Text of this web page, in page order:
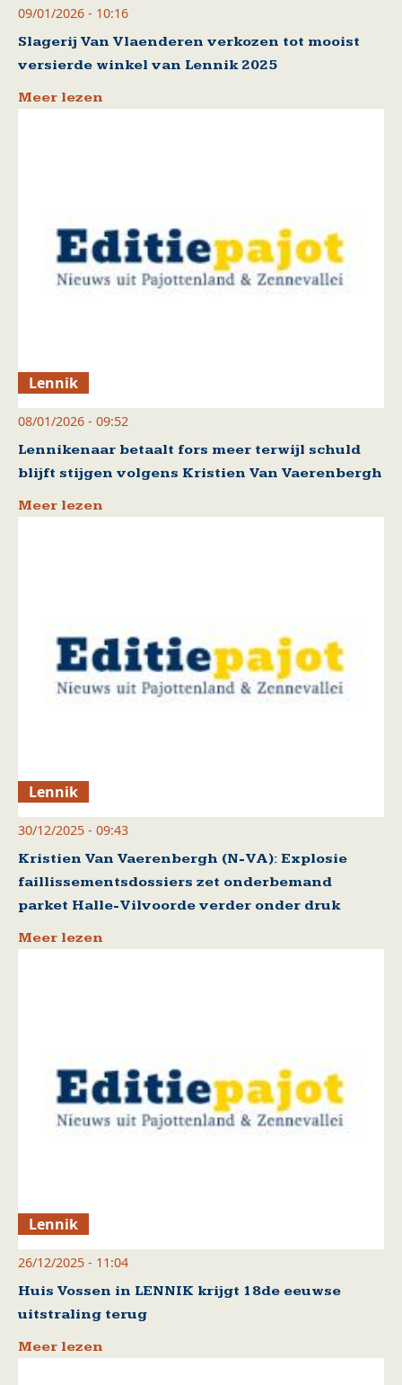
09/01/2026 - 10:16
Slagerij Van Vlaenderen verkozen tot mooist
versierde winkel van Lennik 2025
Meer lezen
Lennik
08/01/2026 - 09:52
Lennikenaar betaalt fors meer terwijl schuld
blijft stijgen volgens Kristien Van Vaerenbergh
Meer lezen
Lennik
30/12/2025 - 09:43
Kristien Van Vaerenbergh (N-VA): Explosie
faillissementsdossiers zet onderbemand
parket Halle-Vilvoorde verder onder druk
Meer lezen
Lennik
26/12/2025 - 11:04
Huis Vossen in LENNIK krijgt 18de eeuwse
uitstraling terug
Meer lezen